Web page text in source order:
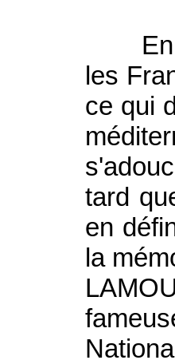
En
les
ce qui
tard
en
la